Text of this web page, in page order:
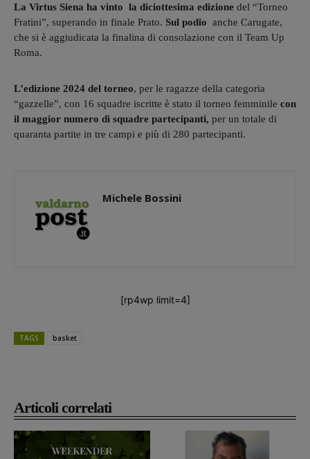
Articoli correlati
La Virtus Siena ha vinto la diciottesima edizione del “Torneo
Fratini”, superando in finale Prato. Sul podio anche Carugate,
che si è aggiudicata la finalina di consolazione con il Team Up
Roma.
L’edizione 2024 del torneo, per le ragazze della categoria
“gazzelle”, con 16 squadre iscritte è stato il torneo femminile con
il maggior numero di squadre partecipanti, per un totale di
quaranta partite in tre campi e più di 280 partecipanti.
Michele Bossini
[rp4wp limit=4]
TAGS basket